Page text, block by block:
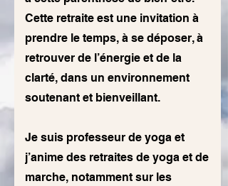
Cette retraite est une invitation à
prendre le temps, à se déposer, à
retrouver de l’énergie et de la
clarté, dans un environnement
soutenant et bienveillant.
Je suis professeur de yoga et
j’anime des retraites de yoga et de
marche, notamment sur les